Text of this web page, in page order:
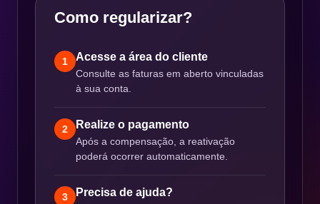
Como regularizar?
1 Acesse a área do cliente
Consulte as faturas em aberto vinculadas
à sua conta.
2 Realize o pagamento
Após a compensação, a reativação
poderá ocorrer automaticamente.
3 Precisa de ajuda?